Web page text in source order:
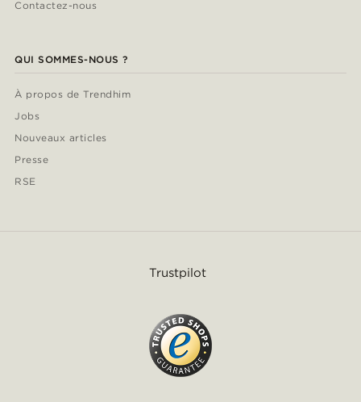
Contactez-nous
QUI SOMMES-NOUS ?
À propos de Trendhim
Jobs
Nouveaux articles
Presse
RSE
Trustpilot